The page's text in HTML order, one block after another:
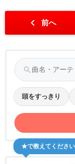
chevron_left 前へ
search
頭をすっきり
★で教えてください